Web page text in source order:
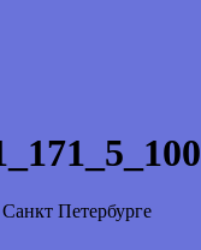
Петербурге